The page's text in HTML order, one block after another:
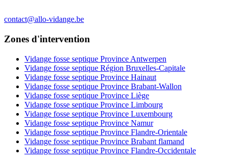
contact@allo-vidange.be
Zones d'intervention
Vidange fosse septique Province Antwerpen
Vidange fosse septique Région Bruxelles-Capitale
Vidange fosse septique Province Hainaut
Vidange fosse septique Province Brabant-Wallon
Vidange fosse septique Province Liège
Vidange fosse septique Province Limbourg
Vidange fosse septique Province Luxembourg
Vidange fosse septique Province Namur
Vidange fosse septique Province Flandre-Orientale
Vidange fosse septique Province Brabant flamand
Vidange fosse septique Province Flandre-Occidentale